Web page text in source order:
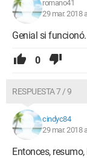
romano41
29 mar. 2018
Genial si funcionó.
0
RESPUESTA 7 / 9
cindyc84
29 mar. 2018
Entonces,